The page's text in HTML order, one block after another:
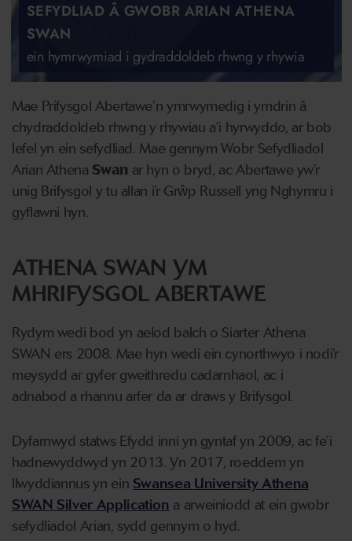
SEFYDLIAD Â GWOBR ARIAN ATHENA
SWAN
ein hymrwymiad i gydraddoldeb rhwng y rhywia
Mae Prifysgol Abertawe’n ymrwymedig i ymdrin â
chydraddoldeb rhwng y rhywiau a’i hyrwyddo, ar bob
lefel yn ein sefydliad. Mae gennym Wobr Sefydliadol
Arian Athena Swan ar hyn o bryd, ac Abertawe yw’r
unig Brifysgol y tu allan i’r Grŵp Russell yng Nghymru i
gyflawni hyn.
ATHENA SWAN YM
MHRIFYSGOL ABERTAWE
Rydym wedi bod yn aelod balch o Siarter Athena
SWAN ers 2008. Mae hyn wedi ein cynorthwyo i nodi’r
meysydd ar gyfer gweithredu cadarnhaol, ac i
adnabod a rhannu arfer da ar draws y Brifysgol.
Dyfarnwyd statws Efydd inni yn gyntaf yn 2009, ac fe’i
hadnewyddwyd yn 2013. Yn 2017, roeddem yn
llwyddiannus yn ein Swansea University Athena
SWAN Silver Application a arweiniodd at ein gwobr
sefydliadol Arian, sydd gennym o hyd.